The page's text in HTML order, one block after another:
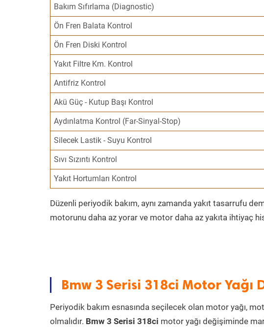
Bakım Sıfırlama (Diagnostic)
Ön Fren Balata Kontrol
Ön Fren Diski Kontrol
Yakıt Filtre Km. Kontrol
Antifriz Kontrol
Akü Güç - Kutup Başı Kontrol
Aydınlatma Kontrol (Far-Sinyal-Stop)
Silecek Lastik - Suyu Kontrol
Sıvı Sızıntı Kontrol
Yakıt Hortumları Kontrol
Düzenli periyodik bakım, aynı zamanda yakıt tasarrufu
motorunu daha az yorar ve motor daha az yakıta ihtiyaç
Bmw 3 Serisi 318ci Motor Yağı
Periyodik bakım esnasında seçilecek olan motor yağı,
olmalıdır. Bmw 3 Serisi 318ci motor yağı değişiminde